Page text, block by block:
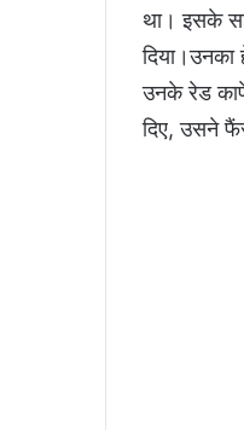
था। इसके
उनके रेड
दिए, उसने